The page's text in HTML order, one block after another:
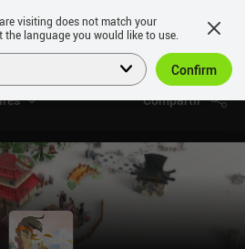
Compartir
visiting does not match your
language you would like to use.
Confirm